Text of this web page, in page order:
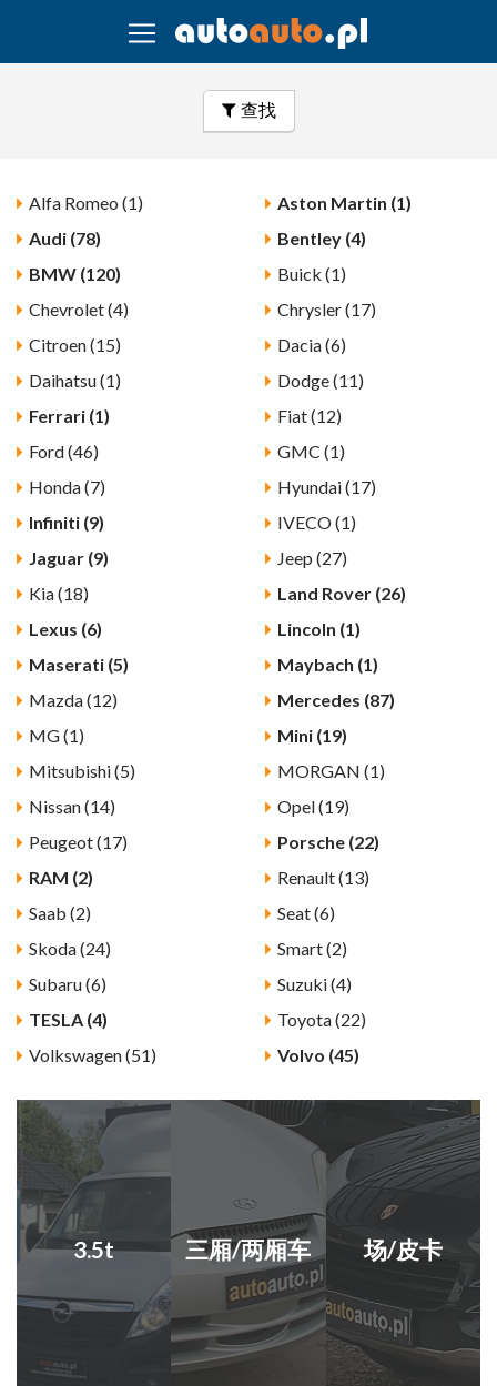
查找
Alfa Romeo (1)
Aston Martin (1)
Audi (78)
Bentley (4)
BMW (120)
Buick (1)
Chevrolet (4)
Chrysler (17)
Citroen (15)
Dacia (6)
Daihatsu (1)
Dodge (11)
Ferrari (1)
Fiat (12)
Ford (46)
GMC (1)
Honda (7)
Hyundai (17)
Infiniti (9)
IVECO (1)
Jaguar (9)
Jeep (27)
Kia (18)
Land Rover (26)
Lexus (6)
Lincoln (1)
Maserati (5)
Maybach (1)
Mazda (12)
Mercedes (87)
MG (1)
Mini (19)
Mitsubishi (5)
MORGAN (1)
Nissan (14)
Opel (19)
Peugeot (17)
Porsche (22)
RAM (2)
Renault (13)
Saab (2)
Seat (6)
Skoda (24)
Smart (2)
Subaru (6)
Suzuki (4)
TESLA (4)
Toyota (22)
Volkswagen (51)
Volvo (45)
3.5t 三厢/两厢车 场/皮卡